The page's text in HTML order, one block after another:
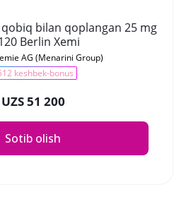
bilan qoplangan 25 mg
Berlin Xemi
AG (Menarini Group)
keshbek-bonus
UZS 51 200
Sotib olish